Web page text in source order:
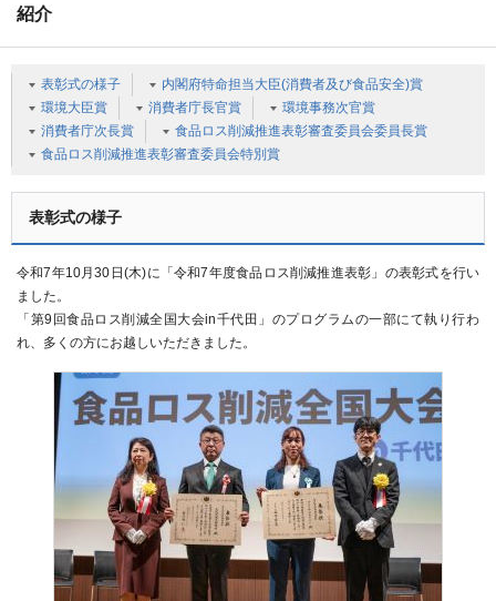
紹介
表彰式の様子
内閣府特命担当大臣(消費者及び食品安全)賞
環境大臣賞
消費者庁長官賞
環境事務次官賞
消費者庁次長賞
食品ロス削減推進表彰審査委員会委員長賞
食品ロス削減推進表彰審査委員会特別賞
表彰式の様子
令和7年10月30日(木)に「令和7年度食品ロス削減推進表彰」の表彰式を行い
ました。
「第9回食品ロス削減全国大会in千代田」のプログラムの一部にて執り行わ
れ、多くの方にお越しいただきました。